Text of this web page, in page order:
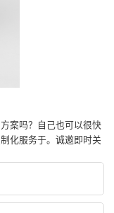
案吗？自己也可以很快
化服务于。诚邀即时关